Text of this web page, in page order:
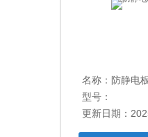
名称：防静电
型号：
更新日期：